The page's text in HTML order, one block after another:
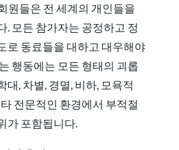
원들은 전 세계의 개인들을
. 모든 참가자는 공정하고 정
로 동료들을 대하고 대우해야
행동에는 모든 형태의 괴롭
대, 차별, 경멸, 비하, 모욕적
전문적인 환경에서 부적절
가 포함됩니다.